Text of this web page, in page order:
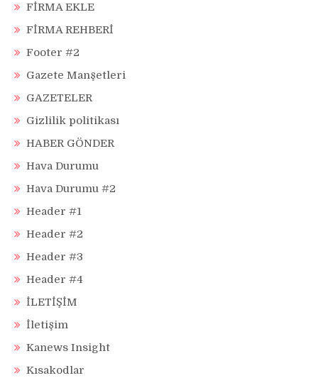
FİRMA EKLE
FİRMA REHBERİ
Footer #2
Gazete Manşetleri
GAZETELER
Gizlilik politikası
HABER GÖNDER
Hava Durumu
Hava Durumu #2
Header #1
Header #2
Header #3
Header #4
İLETİŞİM
İletişim
Kanews Insight
Kısakodlar